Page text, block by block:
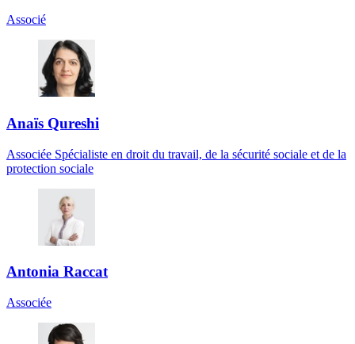
Associé
Anaïs Qureshi
Associée Spécialiste en droit du travail, de la sécurité sociale et de la
protection sociale
Antonia Raccat
Associée